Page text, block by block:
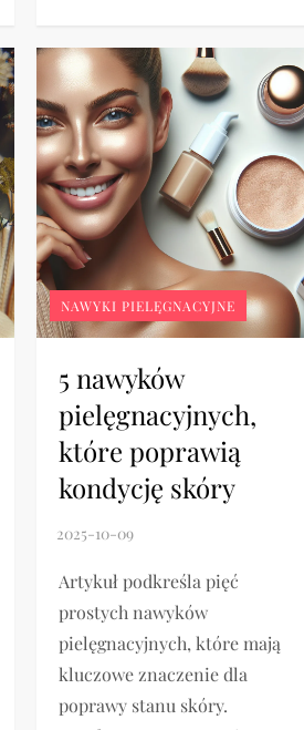
NAWYKI PIELĘGNACYJNE
5 nawyków
pielęgnacyjnych,
które poprawią
kondycję skóry
Artykuł podkreśla pięć
prostych nawyków
pielęgnacyjnych, które mają
kluczowe znaczenie dla
poprawy stanu skóry.